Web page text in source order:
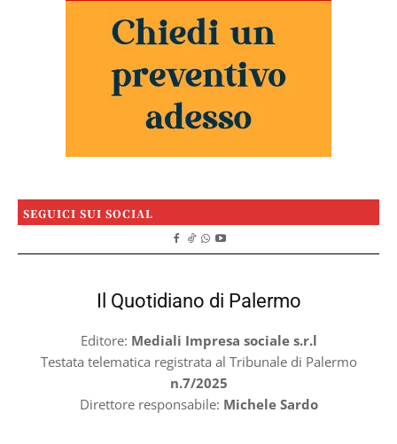
SEGUICI SUI SOCIAL
Il Quotidiano di Palermo
Editore: Mediali Impresa sociale s.r.l
Testata telematica registrata al Tribunale di Palermo
n.7/2025
Direttore responsabile: Michele Sardo